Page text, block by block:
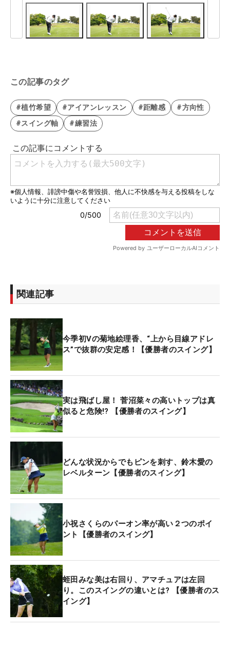
この記事のタグ
#植竹希望 #アイアンレッスン #距離感
#方向性
#スイング軸
#練習法
関連記事
今季初Vの菊地絵理香、“上から目線アドレ
ス”で抜群の安定感！【優勝者のスイング】
実は飛ばし屋！ 菅沼菜々の高いトップは真
似ると危険!? 【優勝者のスイング】
どんな状況からでもピンを刺す、鈴木愛の
レベルターン【優勝者のスイング】
小祝さくらのパーオン率が高い２つのポイ
ント【優勝者のスイング】
蛭田みな美は右回り、アマチュアは左回
り。このスイングの違いとは? 【優勝者のス
イング】